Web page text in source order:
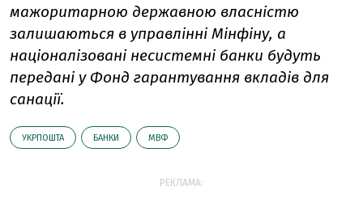
мажоритарною державною власністю
залишаються в управлінні Мінфіну, а
націоналізовані несистемні банки будуть
передані у Фонд гарантування вкладів для
санації.
УКРПОШТА БАНКИ МВФ
РЕКЛАМА: